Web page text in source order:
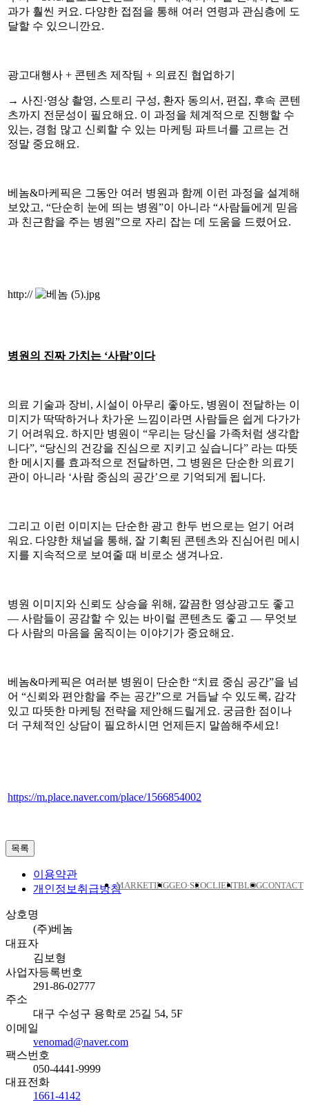
과가 훨씬 커요. 다양한 접점을 통해 여러 연령과 관심층에 도
달할 수 있으니깐요.
광고대행사 + 콘텐츠 제작팀 + 의료진 협업하기
→ 사진·영상 촬영, 스토리 구성, 환자 동의서, 편집, 후속 콘텐
츠까지 전문성이 필요해요. 이 과정을 체계적으로 진행할 수
있는, 경험 많고 신뢰할 수 있는 마케팅 파트너를 고르는 건
정말 중요해요.
베놈&마케픽은 그동안 여러 병원과 함께 이런 과정을 설계해
보았고, “단순히 눈에 띄는 병원”이 아니라 “사람들에게 믿음
과 친근함을 주는 병원”으로 자리 잡는 데 도움을 드렸어요.
http://
병원의 진짜 가치는 ‘사람’이다
의료 기술과 장비, 시설이 아무리 좋아도, 병원이 전달하는 이
미지가 딱딱하거나 차가운 느낌이라면 사람들은 쉽게 다가가
기 어려워요. 하지만 병원이 “우리는 당신을 가족처럼 생각합
니다”, “당신의 건강을 진심으로 지키고 싶습니다” 라는 따뜻
한 메시지를 효과적으로 전달하면, 그 병원은 단순한 의료기
관이 아니라 ‘사람 중심의 공간’으로 기억되게 됩니다.
그리고 이런 이미지는 단순한 광고 한두 번으로는 얻기 어려
워요. 다양한 채널을 통해, 잘 기획된 콘텐츠와 진심어린 메시
지를 지속적으로 보여줄 때 비로소 생겨나요.
병원 이미지와 신뢰도 상승을 위해, 깔끔한 영상광고도 좋고
— 사람들이 공감할 수 있는 바이럴 콘텐츠도 좋고 — 무엇보
다 사람의 마음을 움직이는 이야기가 중요해요.
베놈&마케픽은 여러분 병원이 단순한 “치료 중심 공간”을 넘
어 “신뢰와 편안함을 주는 공간”으로 거듭날 수 있도록, 감각
있고 따뜻한 마케팅 전략을 제안해드릴게요. 궁금한 점이나
더 구체적인 상담이 필요하시면 언제든지 말씀해주세요!
https://m.place.naver.com/place/1566854002
이용약관
개인정보취급방침MARKETINGGEO·SEOCLIENTBLOGCONTACT
상호명
(주)베놈
대표자
김보형
사업자등록번호
291-86-02777
주소
대구 수성구 용학로 25길 54, 5F
이메일
venomad@naver.com
팩스번호
050-4441-9999
대표전화
1661-4142